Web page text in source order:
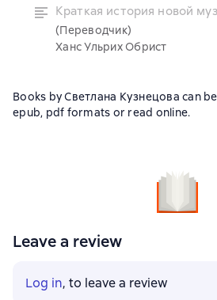
Краткая история новой
(Переводчик)
Ханс Ульрих Обрист
Books by Светлана Кузнецова can
epub, pdf formats or read online.
Leave a review
Log in, to leave a review